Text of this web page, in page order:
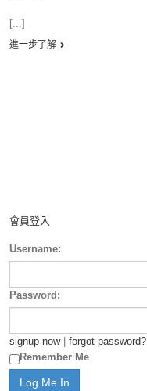
[...]
進一步了解
會員登入
Username:
Password:
signup now| forgot password?
Remember Me